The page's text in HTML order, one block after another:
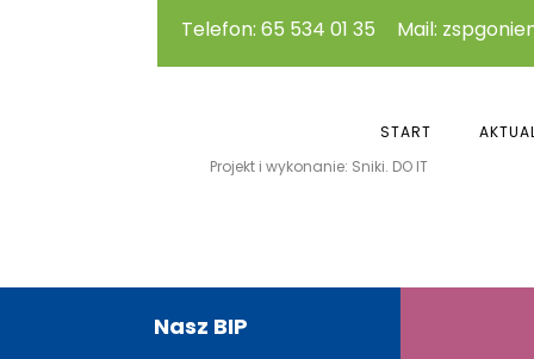
Telefon: 65 534 01 35 Mail:
Projekt i wykonanie: Sniki. DO IT
START
Nasz BIP